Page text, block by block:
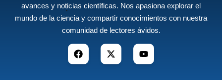
avances y noticias científicas. Nos apasiona explorar el
mundo de la ciencia y compartir conocimientos con nuestra
comunidad de lectores ávidos.